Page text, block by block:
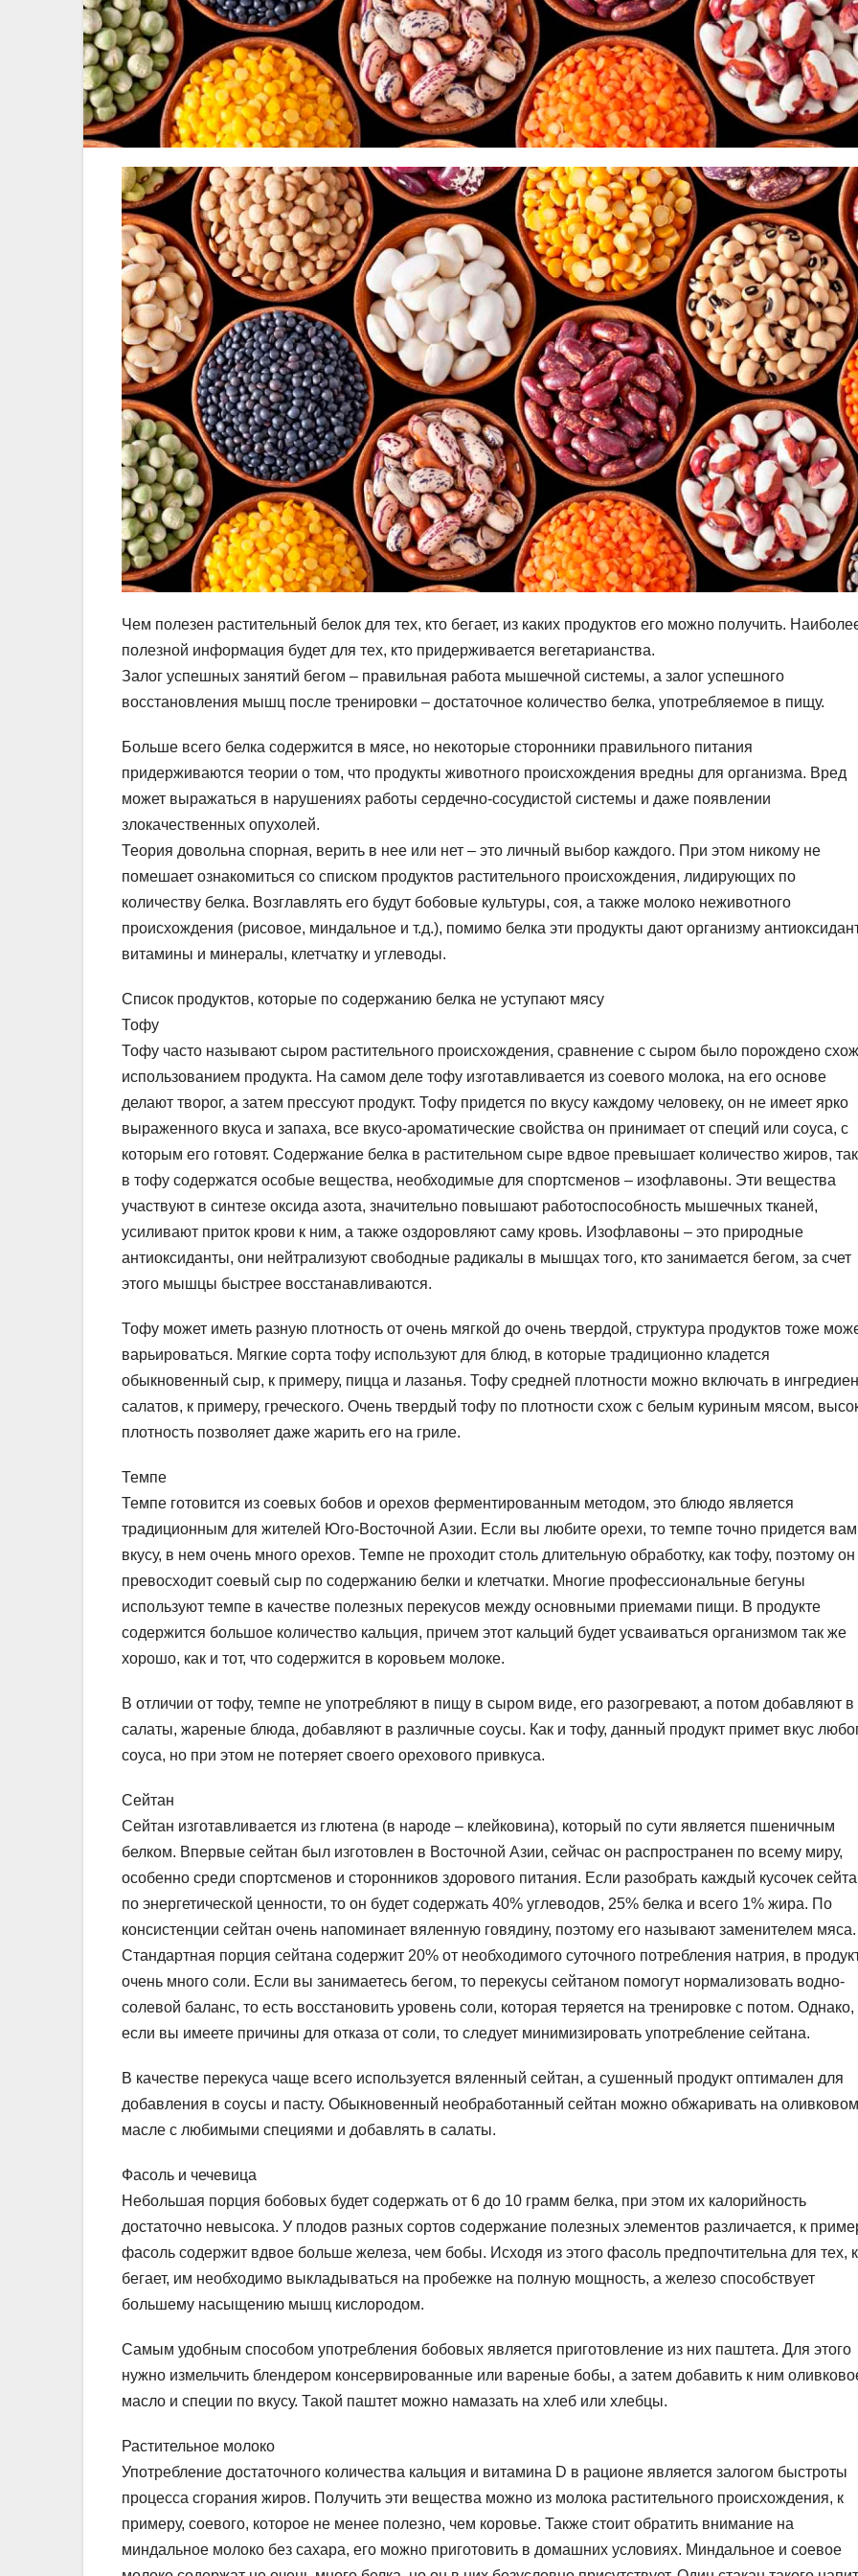
Чем полезен растительный белок для тех, кто бегает, из каких продуктов его можно получить.
полезной информация будет для тех, кто придерживается вегетарианства.
Залог успешных занятий бегом – правильная работа мышечной системы, а залог успешного
восстановления мышц после тренировки – достаточное количество белка, употребляемое в пищу.
Больше всего белка содержится в мясе, но некоторые сторонники правильного питания
придерживаются теории о том, что продукты животного происхождения вредны для организма. Вред
может выражаться в нарушениях работы сердечно-сосудистой системы и даже появлении
злокачественных опухолей.
Теория довольна спорная, верить в нее или нет – это личный выбор каждого. При этом никому не
помешает ознакомиться со списком продуктов растительного происхождения, лидирующих по
количеству белка. Возглавлять его будут бобовые культуры, соя, а также молоко неживотного
происхождения (рисовое, миндальное и т.д.), помимо белка эти продукты дают организму
витамины и минералы, клетчатку и углеводы.
Список продуктов, которые по содержанию белка не уступают мясу
Тофу
Тофу часто называют сыром растительного происхождения, сравнение с сыром было порождено
использованием продукта. На самом деле тофу изготавливается из соевого молока, на его основе
делают творог, а затем прессуют продукт. Тофу придется по вкусу каждому человеку, он не имеет ярко
выраженного вкуса и запаха, все вкусо-ароматические свойства он принимает от специй или соуса, с
которым его готовят. Содержание белка в растительном сыре вдвое превышает количество жиров,
в тофу содержатся особые вещества, необходимые для спортсменов – изофлавоны. Эти вещества
участвуют в синтезе оксида азота, значительно повышают работоспособность мышечных тканей,
усиливают приток крови к ним, а также оздоровляют саму кровь. Изофлавоны – это природные
антиоксиданты, они нейтрализуют свободные радикалы в мышцах того, кто занимается бегом, за счет
этого мышцы быстрее восстанавливаются.
Тофу может иметь разную плотность от очень мягкой до очень твердой, структура продуктов тоже
варьироваться. Мягкие сорта тофу используют для блюд, в которые традиционно кладется
обыкновенный сыр, к примеру, пицца и лазанья. Тофу средней плотности можно включать в
салатов, к примеру, греческого. Очень твердый тофу по плотности схож с белым куриным мясом,
плотность позволяет даже жарить его на гриле.
Темпе
Темпе готовится из соевых бобов и орехов ферментированным методом, это блюдо является
традиционным для жителей Юго-Восточной Азии. Если вы любите орехи, то темпе точно придется
вкусу, в нем очень много орехов. Темпе не проходит столь длительную обработку, как тофу, поэтому он
превосходит соевый сыр по содержанию белки и клетчатки. Многие профессиональные бегуны
используют темпе в качестве полезных перекусов между основными приемами пищи. В продукте
содержится большое количество кальция, причем этот кальций будет усваиваться организмом так же
хорошо, как и тот, что содержится в коровьем молоке.
В отличии от тофу, темпе не употребляют в пищу в сыром виде, его разогревают, а потом добавляют в
салаты, жареные блюда, добавляют в различные соусы. Как и тофу, данный продукт примет вкус
соуса, но при этом не потеряет своего орехового привкуса.
Сейтан
Сейтан изготавливается из глютена (в народе – клейковина), который по сути является пшеничным
белком. Впервые сейтан был изготовлен в Восточной Азии, сейчас он распространен по всему миру,
особенно среди спортсменов и сторонников здорового питания. Если разобрать каждый кусочек
по энергетической ценности, то он будет содержать 40% углеводов, 25% белка и всего 1% жира. По
консистенции сейтан очень напоминает вяленную говядину, поэтому его называют заменителем мяса.
Стандартная порция сейтана содержит 20% от необходимого суточного потребления натрия, в
очень много соли. Если вы занимаетесь бегом, то перекусы сейтаном помогут нормализовать водно-
солевой баланс, то есть восстановить уровень соли, которая теряется на тренировке с потом. Однако,
если вы имеете причины для отказа от соли, то следует минимизировать употребление сейтана.
В качестве перекуса чаще всего используется вяленный сейтан, а сушенный продукт оптимален для
добавления в соусы и пасту. Обыкновенный необработанный сейтан можно обжаривать на оливковом
масле с любимыми специями и добавлять в салаты.
Фасоль и чечевица
Небольшая порция бобовых будет содержать от 6 до 10 грамм белка, при этом их калорийность
достаточно невысока. У плодов разных сортов содержание полезных элементов различается, к
фасоль содержит вдвое больше железа, чем бобы. Исходя из этого фасоль предпочтительна для тех,
бегает, им необходимо выкладываться на пробежке на полную мощность, а железо способствует
большему насыщению мышц кислородом.
Самым удобным способом употребления бобовых является приготовление из них паштета. Для этого
нужно измельчить блендером консервированные или вареные бобы, а затем добавить к ним
масло и специи по вкусу. Такой паштет можно намазать на хлеб или хлебцы.
Растительное молоко
Употребление достаточного количества кальция и витамина D в рационе является залогом быстроты
процесса сгорания жиров. Получить эти вещества можно из молока растительного происхождения, к
примеру, соевого, которое не менее полезно, чем коровье. Также стоит обратить внимание на
миндальное молоко без сахара, его можно приготовить в домашних условиях. Миндальное и соевое